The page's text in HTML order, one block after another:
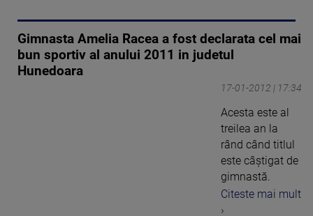
Gimnasta Amelia Racea a fost declarata cel mai
bun sportiv al anului 2011 in judetul
Hunedoara
17-01-2012 | 17:34
Acesta este al
treilea an la
rând când titlul
este câştigat de
gimnastă.
Citeste mai mult
›